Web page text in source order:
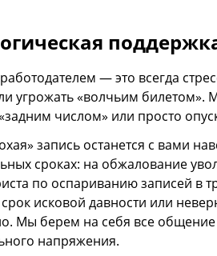
— это всегда
угрожать «волчьим билетом».
числом» или просто
запись останется с вами
сроках: на обжалование
по оспариванию записей в
срок исковой давности или
Мы берем на себя все
напряжения.